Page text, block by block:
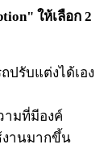
ให้เลือก 2
ปรับแต่งได้เอง
ามที่มีองค์
งานมากขึ้น